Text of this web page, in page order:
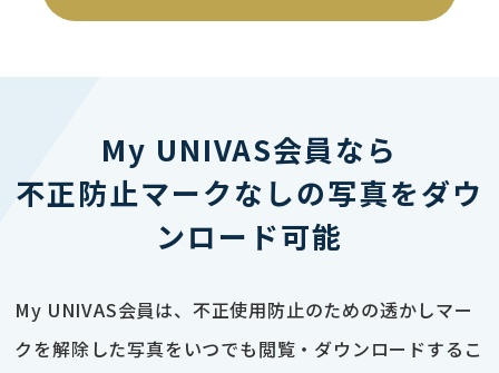
My UNIVAS会員なら
不正防止マークなしの写真をダウ
ンロード可能
My UNIVAS会員は、不正使用防止のための透かしマー
クを解除した写真をいつでも閲覧・ダウンロードするこ